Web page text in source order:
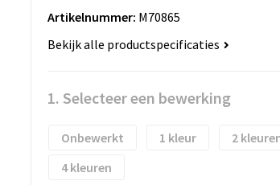
Artikelnummer: M70865
Bekijk alle productspecificaties
1. Selecteer een bewerking
Onbewerkt 1 2
4